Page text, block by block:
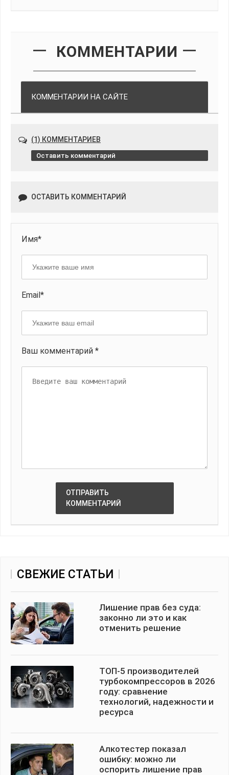
КОММЕНТАРИИ
КОММЕНТАРИИ НА САЙТЕ
(1) КОММЕНТАРИЕВ
Оставить комментарий
ОСТАВИТЬ КОММЕНТАРИЙ
Имя*
Email*
Ваш комментарий *
ОТПРАВИТЬ
КОММЕНТАРИЙ
СВЕЖИЕ СТАТЬИ
Лишение прав без суда:
законно ли это и как
отменить решение
ТОП-5 производителей
турбокомпрессоров в 2026
году: сравнение
технологий, надежности и
ресурса
Алкотестер показал
ошибку: можно ли
оспорить лишение прав